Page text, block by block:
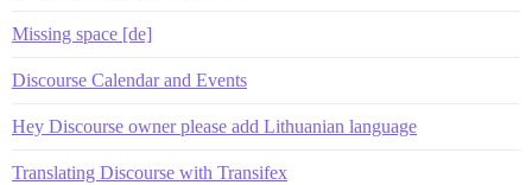
Missing space [de]
Discourse Calendar and Events
Hey Discourse owner please add Lithuanian language
Translating Discourse with Transifex